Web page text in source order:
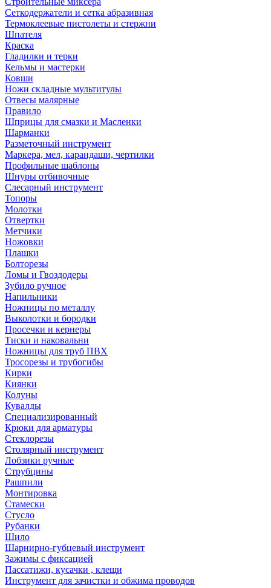
Сеткодержатели и сетка абразивная
Термоклеевые пистолеты и стержни
Шпателя
Краска
Гладилки и терки
Кельмы и мастерки
Ковши
Ножи складные мультитулы
Отвесы малярные
Правило
Шприцы для смазки и Масленки
Шарманки
Разметочный инструмент
Маркера, мел, карандаши, чертилки
Профильные шаблоны
Шнуры отбивочные
Слесарный инструмент
Топоры
Молотки
Отвертки
Метчики
Ножовки
Плашки
Болторезы
Ломы и Гвоздодеры
Зубило ручное
Напильники
Ножницы по металлу
Выколотки и бородки
Просечки и кернеры
Тиски и наковальни
Ножницы для труб ПВХ
Тросорезы и трубогибы
Кирки
Киянки
Колуны
Кувалды
Специализированный
Крюки для арматуры
Стеклорезы
Столярный инструмент
Лобзики ручные
Струбцины
Рашпили
Монтировка
Стамески
Стусло
Рубанки
Шило
Шарнирно-губцевый инструмент
Зажимы с фиксацией
Пассатижи, кусачки , клещи
Инструмент для зачистки и обжима проводов